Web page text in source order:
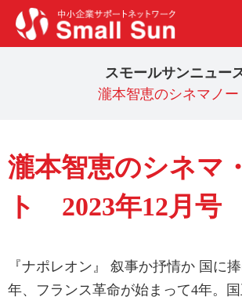
スモールサンニュー
瀧本智恵のシネマノー
瀧本智恵のシネマ
ト 2023年12月号
『ナポレオン』 叙事か抒情か 国に
年、フランス革命が始まって4年。